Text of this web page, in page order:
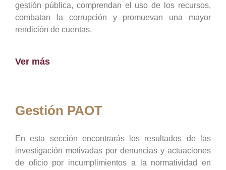
gestión pública, comprendan el uso de los recursos,
combatan la corrupción y promuevan una mayor
rendición de cuentas.
Ver más
Gestión PAOT
En esta sección encontrarás los resultados de las
investigación motivadas por denuncias y actuaciones
de oficio por incumplimientos a la normatividad en